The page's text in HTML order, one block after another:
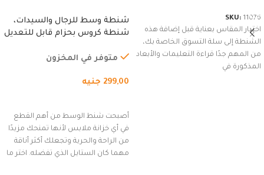
SKU: 11076
اختيار المقاس بعناية قبل إضافة هذه
الشنطة إلى سلة التسوق الخاصة بك،
من المهم جدًا قراءة التعليمات والأبعاد
المذكورة في
شنطة وسط للرجال والسيدات،
شنطة كروس بحزام قابل للتعديل
السفر، الجري العادي، المشي
(رمادي)
متوفر في المخزون
299,00 جنيه
أصبحت شنط الوسط من أهم القطع
في أي خزانة ملابس لأنها تمنحك مزيدًا
من الراحة والحرية وتجعلك أكثر أناقة
مهما كان الستايل الذي تفضله. اختر ما